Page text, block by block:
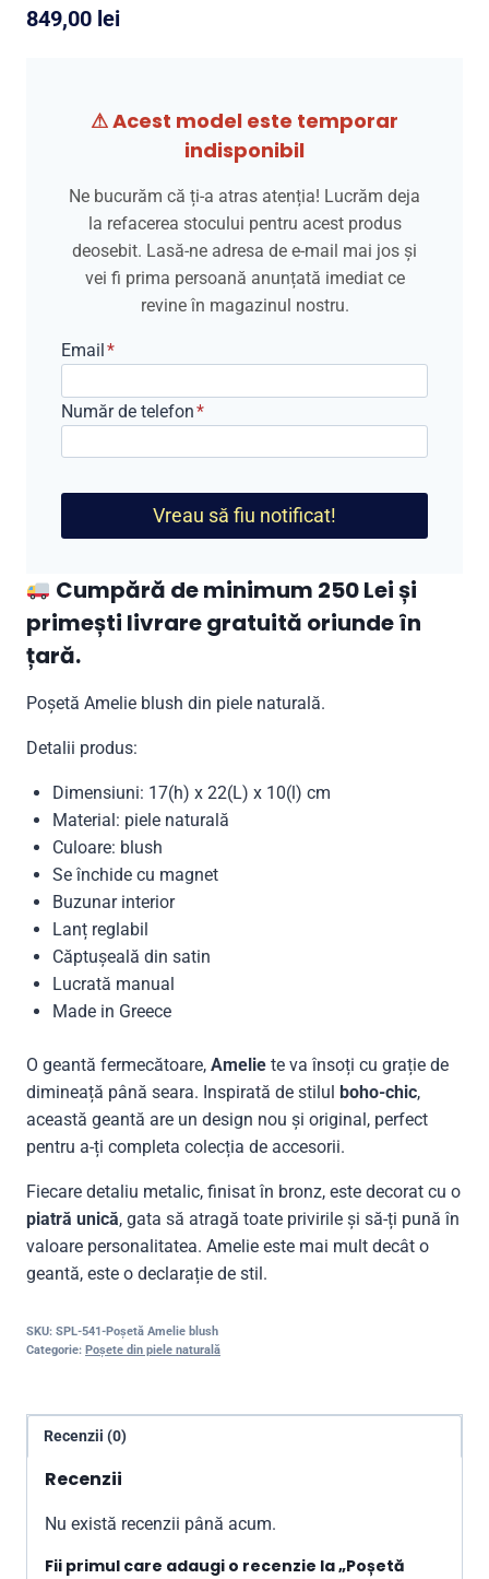
849,00 lei
⚠ Acest model este temporar
indisponibil
Ne bucurăm că ți-a atras atenția! Lucrăm deja
la refacerea stocului pentru acest produs
deosebit. Lasă-ne adresa de e-mail mai jos și
vei fi prima persoană anunțată imediat ce
revine în magazinul nostru.
Email *
Număr de telefon*
Vreau să fiu notificat!
Cumpără de minimum 250 Lei și
primești livrare gratuită oriunde în
țară.
Poșetă Amelie blush din piele naturală.
Detalii produs:
Dimensiuni: 17(h) x 22(L) x 10(l) cm
Material: piele naturală
Culoare: blush
Se închide cu magnet
Buzunar interior
Lanț reglabil
Căptușeală din satin
Lucrată manual
Made in Greece
O geantă fermecătoare, Amelie te va însoți cu grație de
dimineață până seara. Inspirată de stilul boho-chic,
această geantă are un design nou și original, perfect
pentru a-ți completa colecția de accesorii.
Fiecare detaliu metalic, finisat în bronz, este decorat cu o
piatră unică, gata să atragă toate privirile și să-ți pună în
valoare personalitatea. Amelie este mai mult decât o
geantă, este o declarație de stil.
SKU: SPL-541-Poșetă Amelie blush
Categorie: Poșete din piele naturală
Recenzii (0)
Recenzii
Nu există recenzii până acum.
Fii primul care adaugi o recenzie la „Poșetă